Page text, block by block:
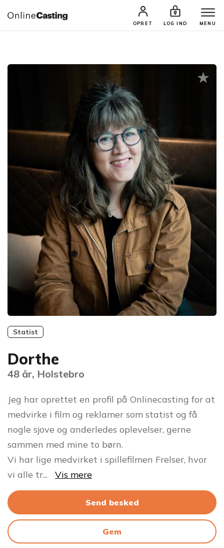
OPRET LOG IND MENU
CASTINGS & JOBS SØG PROFIL
Statist
Dorthe
48 år, Holstebro
Jeg har oprettet en profil på Onlinecasting for at
medvirke i film og reklamer som statist og få
nogle sjove og anderledes oplevelser, gerne
sammen med mine to børn.
Vi har lige medvirket i spillefilmen Frelser, hvor
vi alle tr... Vis mere
Send besked
Gem